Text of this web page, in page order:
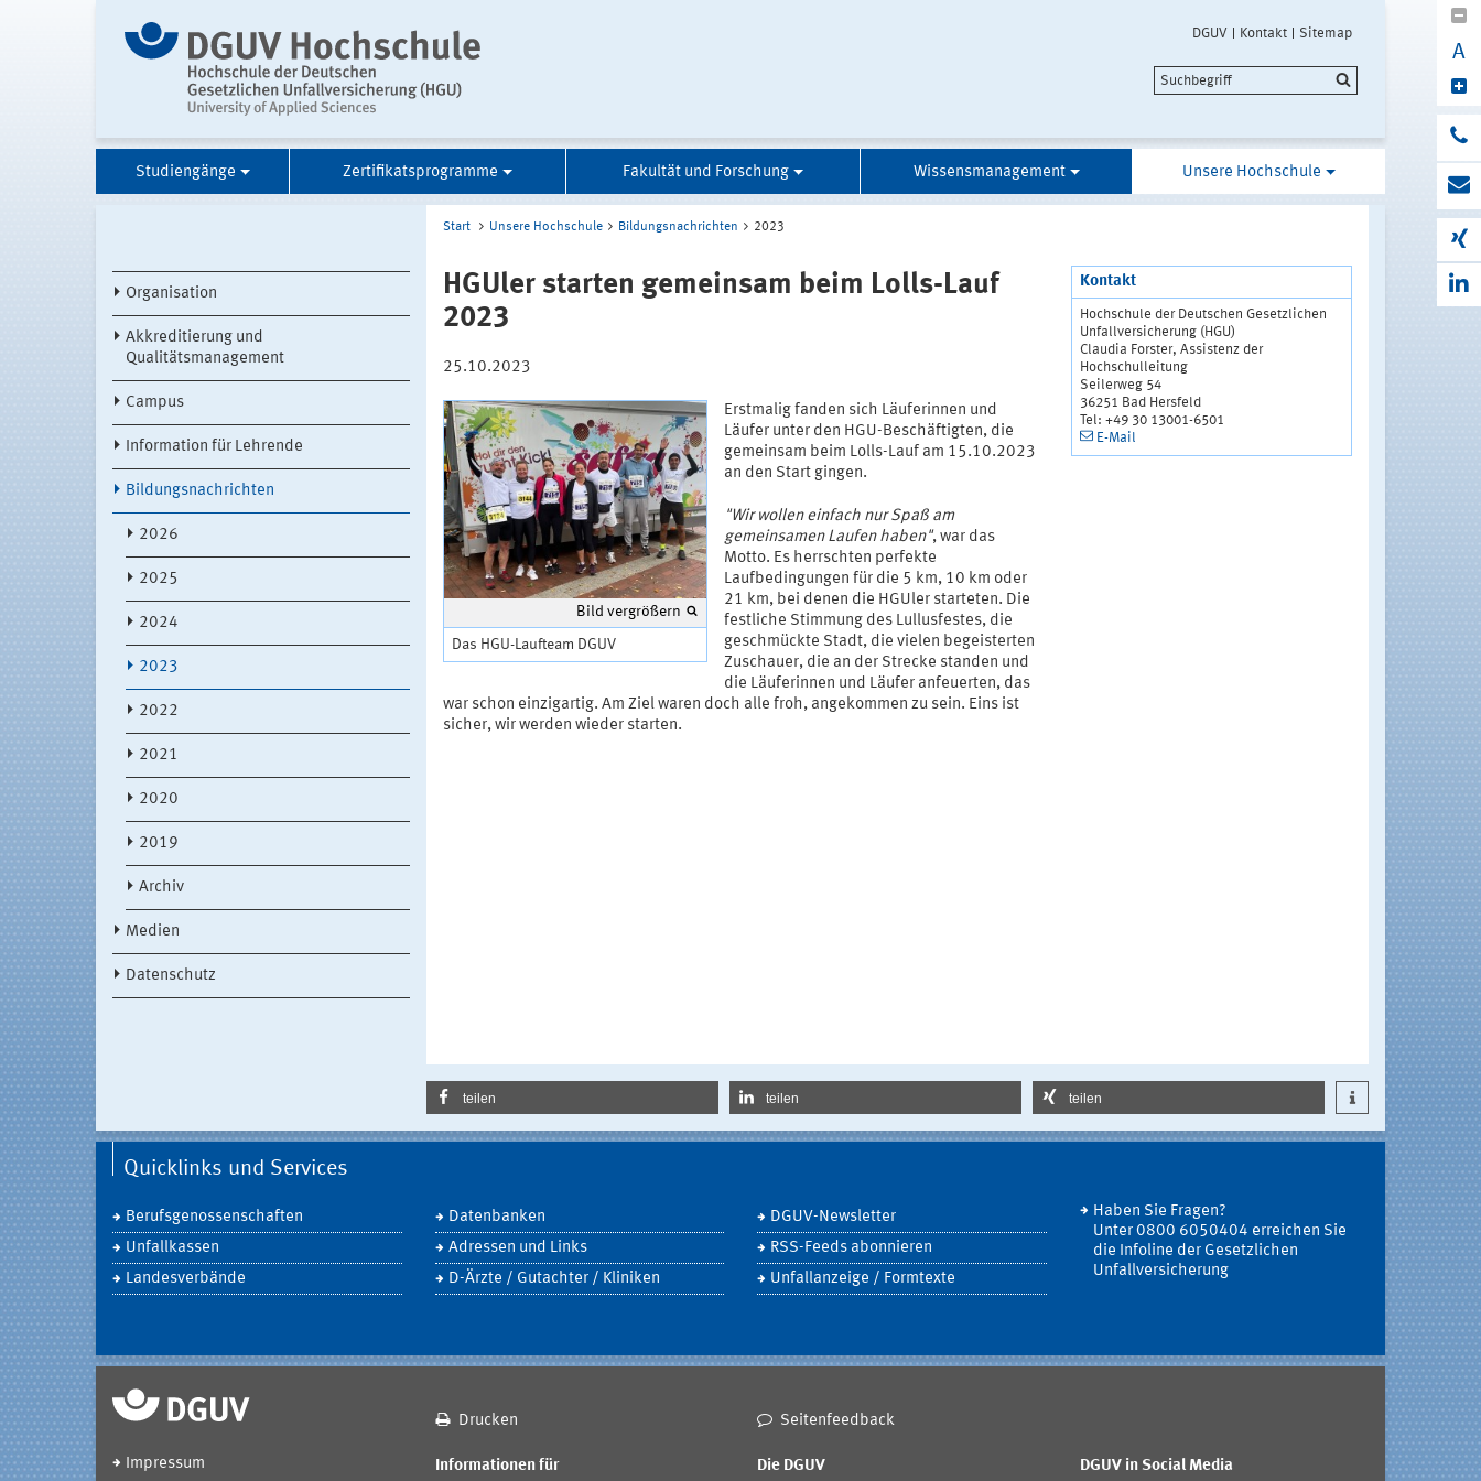
DGUV Kontakt Sitemap
A
Studiengänge Zertifikatsprogramme Fakultät und Forschung Wissensmanagement Unsere Hochschule
Organisation
Akkreditierung und
Qualitätsmanagement
Campus
Information für Lehrende
Bildungsnachrichten
2026
2025
2024
2023
2022
2021
2020
2019
Archiv
Medien
Datenschutz
Start Unsere Hochschule Bildungsnachrichten 2023
HGUler starten gemeinsam beim Lolls-Lauf
2023
25.10.2023
Bild vergrößern
Das HGU-Laufteam DGUV
Erstmalig fanden sich Läuferinnen und
Läufer unter den HGU-Beschäftigten, die
gemeinsam beim Lolls-Lauf am 15.10.2023
an den Start gingen.
"Wir wollen einfach nur Spaß am
gemeinsamen Laufen haben", war das
Motto. Es herrschten perfekte
Laufbedingungen für die 5 km, 10 km oder
21 km, bei denen die HGUler starteten. Die
festliche Stimmung des Lullusfestes, die
geschmückte Stadt, die vielen begeisterten
Zuschauer, die an der Strecke standen und
die Läuferinnen und Läufer anfeuerten, das
war schon einzigartig. Am Ziel waren doch alle froh, angekommen zu sein. Eins ist
sicher, wir werden wieder starten.
Kontakt
Hochschule der Deutschen Gesetzlichen
Unfallversicherung (HGU)
Claudia Forster, Assistenz der
Hochschulleitung
Seilerweg 54
36251 Bad Hersfeld
Tel: +49 30 13001-6501
E-Mail
teilen teilen teilen
Quicklinks und Services
Berufsgenossenschaften
Unfallkassen
Landesverbände
Datenbanken
Adressen und Links
D-Ärzte / Gutachter / Kliniken
DGUV-Newsletter
RSS-Feeds abonnieren
Unfallanzeige / Formtexte
Haben Sie Fragen?
Unter 0800 6050404 erreichen Sie
die Infoline der Gesetzlichen
Unfallversicherung
Drucken Seitenfeedback
Impressum Informationen für Die DGUV DGUV in Social Media